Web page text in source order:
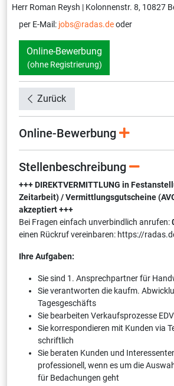
Herr Roman Reysh | Kolonnenstr. 8, 10827
per E-Mail: jobs@radas.deoder
Online-Bewerbung
(ohne Registrierung)
Zurück
Online-Bewerbung
Stellenbeschreibung
+++ DIREKTVERMITTLUNG in
Zeitarbeit) / Vermittlungsgutscheine
akzeptiert +++
Bei Fragen einfach unverbindlich anrufen:
einen Rückruf vereinbaren: https://
Ihre Aufgaben:
Sie sind 1. Ansprechpartner für
Sie verantworten die kaufm.
Tagesgeschäfts
Sie bearbeiten Verkaufsprozesse
Sie korrespondieren mit Kunden via
schriftlich
Sie beraten Kunden und
professionell, wenn es um die
für Bedachungen geht